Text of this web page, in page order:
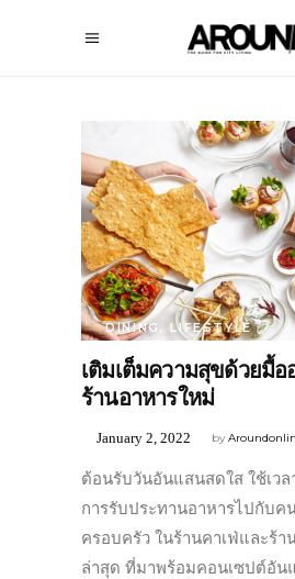
DINING ,LIFESTYLE
เติมเต็มความสุขด้วยมื้อ
ร้านอาหารใหม่
by
January 2, 2022
ต้อนรับวันอันแสนสดใส ใช้เว
การรับประทานอาหารไปกับค
ครอบครัว ในร้านคาเฟ่และร้า
ล่าสุด ที่มาพร้อมคอนเซปต์อัน